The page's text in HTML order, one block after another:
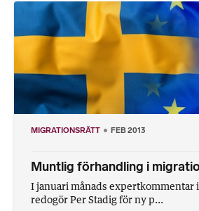
MIGRATIONSRÄTT FEB 2013
Muntlig förhandling i
I januari månads expertkommentar
redogör Per Stadig för ny p...